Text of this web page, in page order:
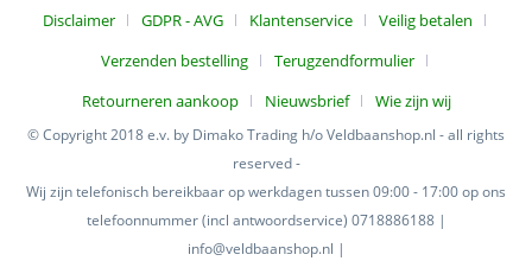
Disclaimer
GDPR - AVG Klantenservice
Veilig betalen
Verzenden bestelling
Terugzendformulier
Retourneren aankoop
Nieuwsbrief Wie zijn wij
© Copyright 2018 e.v. by Dimako Trading h/o Veldbaanshop.nl - all rights
reserved -
Wij zijn telefonisch bereikbaar op werkdagen tussen 09:00 - 17:00 op ons
telefoonnummer (incl antwoordservice) 0718886188 |
info@veldbaanshop.nl |